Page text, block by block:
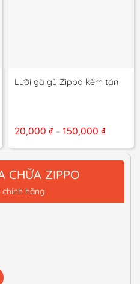
Lưỡi gà gù Zippo kèm tán
20,000 ₫ – 150,000 ₫Khoảng
từ
20,000 ₫
CHỮA ZIPPO
chính hãng